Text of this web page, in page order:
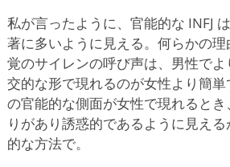
私が言ったように、官能的な INFJ
著に多いように見える。何らかの
覚のサイレンの呼び声は、男性で
交的な形で現れるのが女性より簡単
の官能的な側面が女性で現れると
りがあり誘惑的であるように見え
的な方法で。